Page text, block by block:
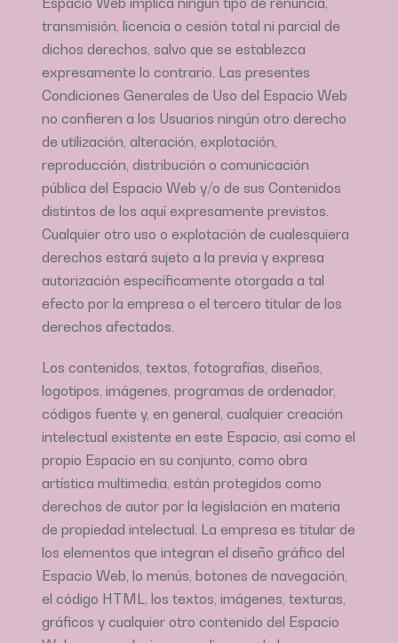
transmisión, licencia o cesión total ni parcial de
dichos derechos, salvo que se establezca
expresamente lo contrario. Las presentes
Condiciones Generales de Uso del Espacio Web
no confieren a los Usuarios ningún otro derecho
de utilización, alteración, explotación,
reproducción, distribución o comunicación
pública del Espacio Web y/o de sus Contenidos
distintos de los aquí expresamente previstos.
Cualquier otro uso o explotación de cualesquiera
derechos estará sujeto a la previa y expresa
autorización específicamente otorgada a tal
efecto por la empresa o el tercero titular de los
derechos afectados.
Los contenidos, textos, fotografías, diseños,
logotipos, imágenes, programas de ordenador,
códigos fuente y, en general, cualquier creación
intelectual existente en este Espacio, así como el
propio Espacio en su conjunto, como obra
artística multimedia, están protegidos como
derechos de autor por la legislación en materia
de propiedad intelectual. La empresa es titular de
los elementos que integran el diseño gráfico del
Espacio Web, lo menús, botones de navegación,
el código HTML, los textos, imágenes, texturas,
gráficos y cualquier otro contenido del Espacio